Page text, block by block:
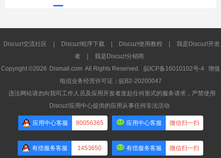
Discuz!交流社区 Discuz!程序下载 Discuz!使用教程
我是Discuz!开发
者
我是Discuz!分销商
Copyright ©2026 Dismall.com All Rights Reserved. 皖ICP备16010102号-4 增值
电信业务经营许可证：皖B2-20200047
违法网站请勿向我司工作人员及应用开发者发起任何形式的服务请求，严禁使用
Discuz!应用中心提供的应用从事任何非法活动
应用中心客服 80056365 应用中心客服 微信扫一扫
有偿服务客服 1453650 有偿服务客服 微信扫一扫